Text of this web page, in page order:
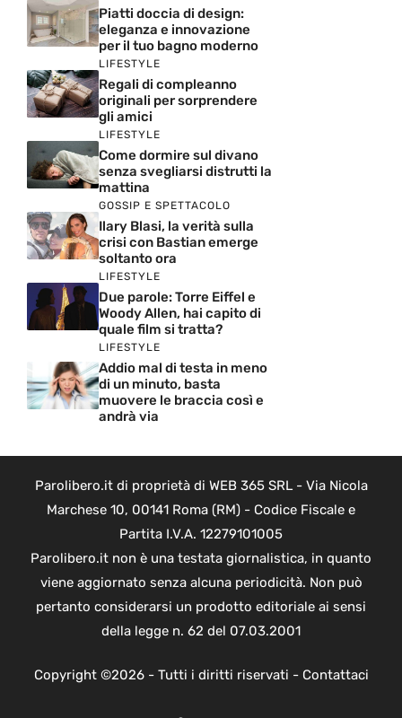
Piatti doccia di design:
eleganza e innovazione
per il tuo bagno moderno
LIFESTYLE
Regali di compleanno
originali per sorprendere
gli amici
LIFESTYLE
Come dormire sul divano
senza svegliarsi distrutti la
mattina
GOSSIP E SPETTACOLO
Ilary Blasi, la verità sulla
crisi con Bastian emerge
soltanto ora
LIFESTYLE
Due parole: Torre Eiffel e
Woody Allen, hai capito di
quale film si tratta?
LIFESTYLE
Addio mal di testa in meno
di un minuto, basta
muovere le braccia così e
andrà via
Parolibero.it di proprietà di WEB 365 SRL - Via Nicola
Marchese 10, 00141 Roma (RM) - Codice Fiscale e
Partita I.V.A. 12279101005
Parolibero.it non è una testata giornalistica, in quanto
viene aggiornato senza alcuna periodicità. Non può
pertanto considerarsi un prodotto editoriale ai sensi
della legge n. 62 del 07.03.2001
Copyright ©2026 - Tutti i diritti riservati - Contattaci